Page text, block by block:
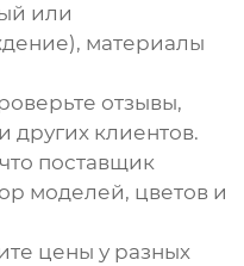
или
материалы
отзывы,
других клиентов.
поставщик
моделей, цветов и
цены у разных